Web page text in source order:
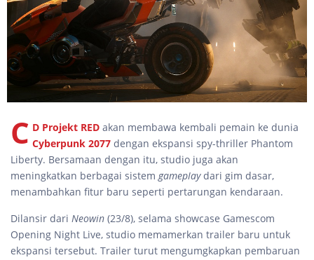
C D Projekt RED akan membawa kembali pemain ke dunia
Cyberpunk 2077 dengan ekspansi spy-thriller Phantom
Liberty. Bersamaan dengan itu, studio juga akan
meningkatkan berbagai sistem gameplaydari gim dasar,
menambahkan fitur baru seperti pertarungan kendaraan.
Dilansir dari Neowin (23/8), selama showcase Gamescom
Opening Night Live, studio memamerkan trailer baru untuk
ekspansi tersebut. Trailer turut mengumgkapkan pembaruan